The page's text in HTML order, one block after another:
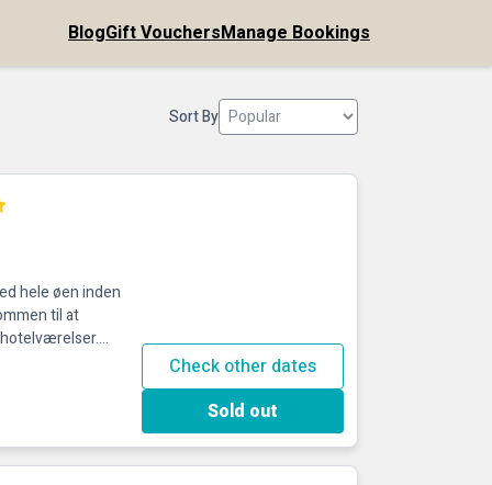
BlogGift VouchersManage Bookings
Sort By
hele øen inden
til at
Check other dates
Sold out